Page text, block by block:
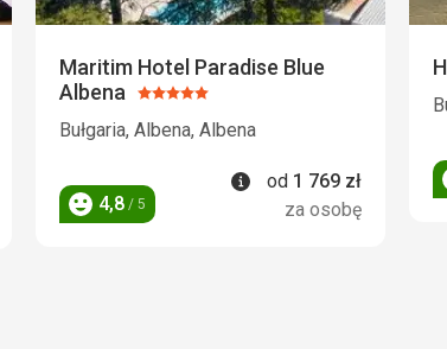
Maritim Hotel Paradise Blue
Albena Ocena:
5/5
Bułgaria, Albena, Albena
Ocena
4,8 / 5
Informacje
od 1 769 zł
za osobę